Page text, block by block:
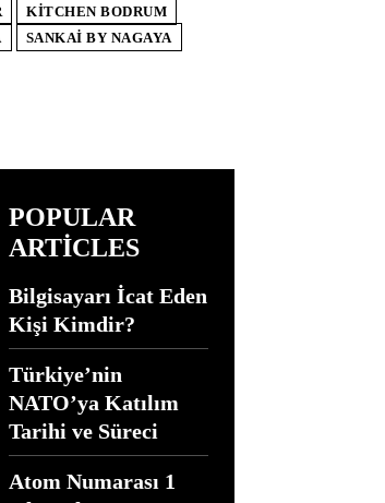
KITCHEN BODRUM
SANKAI BY NAGAYA
POPULAR
ARTICLES
Bilgisayarı İcat Eden
Kişi Kimdir?
Türkiye’nin
NATO’ya Katılım
Tarihi ve Süreci
Atom Numarası 1